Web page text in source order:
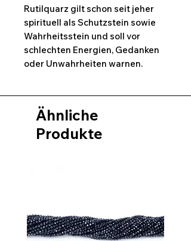
Rutilquarz gilt schon seit jeher
spirituell als Schutzstein sowie
Wahrheitsstein und soll vor
schlechten Energien, Gedanken
oder Unwahrheiten warnen.
Ähnliche
Produkte